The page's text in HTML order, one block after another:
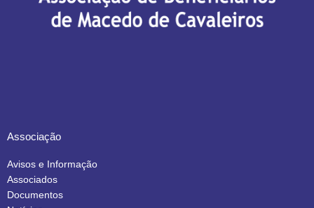
Associação
Avisos e Informação
Associados
Documentos